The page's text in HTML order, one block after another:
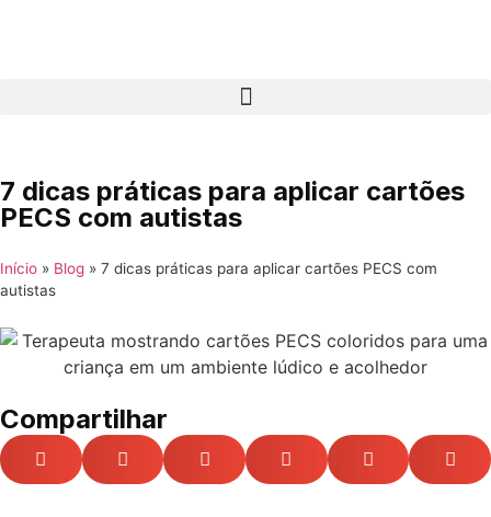
7 dicas práticas para aplicar cartões
PECS com autistas
Início » Blog » 7 dicas práticas para aplicar cartões PECS com
autistas
Compartilhar